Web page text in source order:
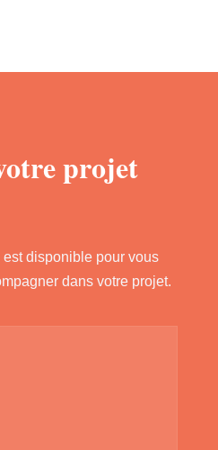
projet
disponible pour vous
dans votre projet.